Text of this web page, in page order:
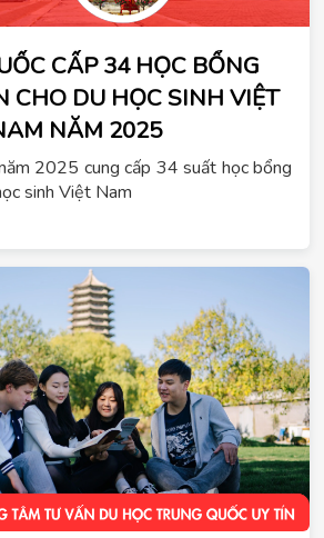
CẤP 34 HỌC BỔNG
CHO DU HỌC SINH VIỆT
NĂM 2025
2025 cung cấp 34 suất học bổng
sinh Việt Nam